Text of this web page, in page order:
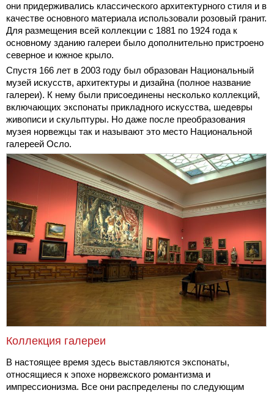
они придерживались классического архитектурного стиля и в
качестве основного материала использовали розовый гранит.
Для размещения всей коллекции с 1881 по 1924 года к
основному зданию галереи было дополнительно пристроено
северное и южное крыло.
Спустя 166 лет в 2003 году был образован Национальный
музей искусств, архитектуры и дизайна (полное название
галереи). К нему были присоединены несколько коллекций,
включающих экспонаты прикладного искусства, шедевры
живописи и скульптуры. Но даже после преобразования
музея норвежцы так и называют это место Национальной
галереей Осло.
Коллекция галереи
В настоящее время здесь выставляются экспонаты,
относящиеся к эпохе норвежского романтизма и
импрессионизма. Все они распределены по следующим